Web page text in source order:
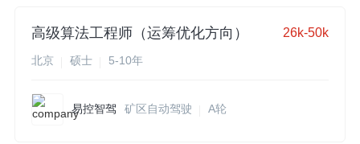
高级算法工程师（运筹优化方向） 26k-50k
北京 硕士 5-10年
易控智驾 矿区自动驾驶 A轮